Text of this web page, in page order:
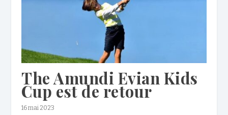
The Amundi Evian Kids
Cup est de retour
16 mai 2023